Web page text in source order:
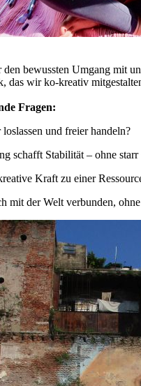
den bewussten Umgang mit
das wir ko-kreativ
Fragen:
und freier handeln?
schafft Stabilität – ohne starr
Kraft zu einer
mit der Welt verbunden,